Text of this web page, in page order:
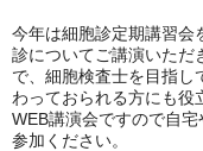
今年は細胞診定期講習会
診についてご講演いただ
で、細胞検査士を目指し
わっておられる方にも役
WEB講演会ですので自
参加ください。